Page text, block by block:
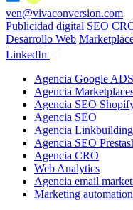
ven@vivaconversion.com
Publicidad digital SEO
Desarrollo Web
LinkedIn
Agencia Google ADS
Agencia
Agencia SEO
Agencia SEO
Agencia Linkbuilding
Agencia SEO
Agencia CRO
Web Analytics
Agencia email
Marketing